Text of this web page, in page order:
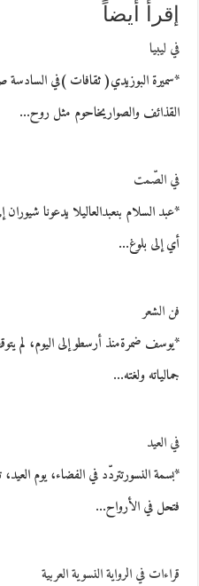
إقرأ أيضاً
في ليبيا
*سميرة البوزيدي( ثقافات )في
القذائف والصواريخاحوم مثل روح…
في الصّمت
*عبد السلام بنعبدالعاليلا يدعونا
أي إلى بلوغ…
فن الشعر
*يوسف ضمرةمنذ أرسطو إلى اليوم، لم
جمالياته ولغته…
في العيد
*بسمة النسورتتردّد في الفضاء، يوم
فتحل في الأرواح…
قراءات في الرواية النسوية العربية